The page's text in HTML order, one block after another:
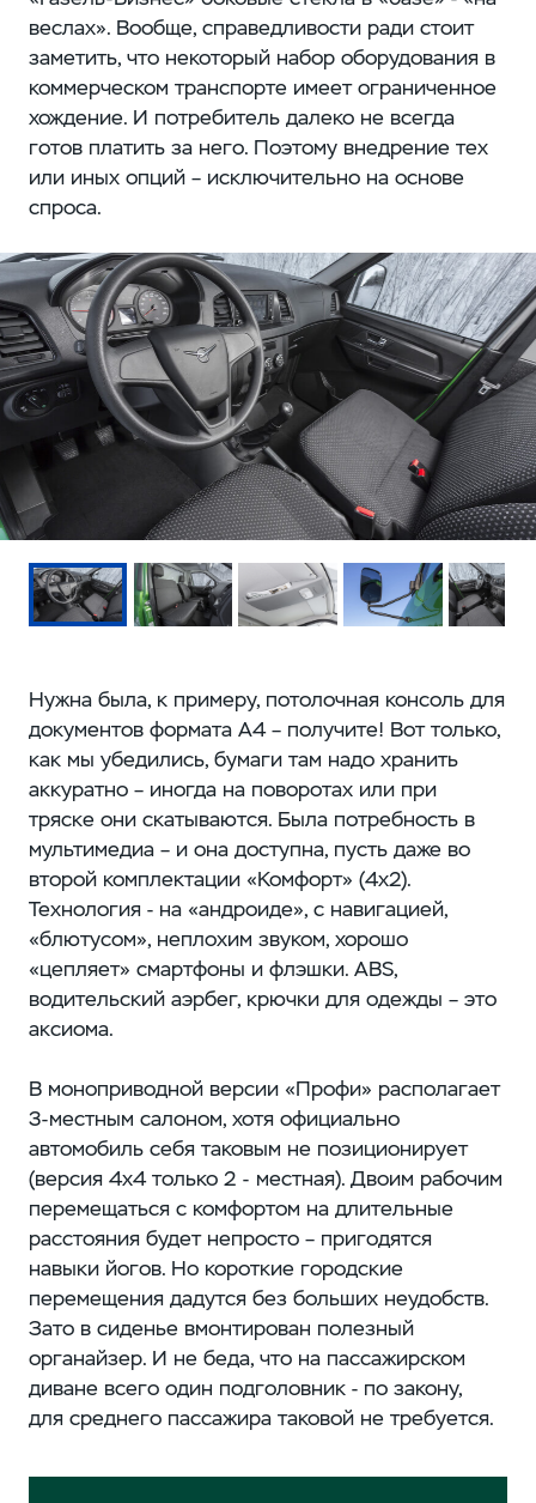
веслах». Вообще, справедливости ради стоит
заметить, что некоторый набор оборудования в
коммерческом транспорте имеет ограниченное
хождение. И потребитель далеко не всегда
готов платить за него. Поэтому внедрение тех
или иных опций – исключительно на основе
спроса.
Нужна была, к примеру, потолочная консоль для
документов формата А4 – получите! Вот только,
как мы убедились, бумаги там надо хранить
аккуратно – иногда на поворотах или при
тряске они скатываются. Была потребность в
мультимедиа – и она доступна, пусть даже во
второй комплектации «Комфорт» (4x2).
Технология - на «андроиде», с навигацией,
«блютусом», неплохим звуком, хорошо
«цепляет» смартфоны и флэшки. ABS,
водительский аэрбег, крючки для одежды – это
аксиома.
В моноприводной версии «Профи» располагает
3-местным салоном, хотя официально
автомобиль себя таковым не позиционирует
(версия 4x4 только 2 - местная). Двоим рабочим
перемещаться с комфортом на длительные
расстояния будет непросто – пригодятся
навыки йогов. Но короткие городские
перемещения дадутся без больших неудобств.
Зато в сиденье вмонтирован полезный
органайзер. И не беда, что на пассажирском
диване всего один подголовник - по закону,
для среднего пассажира таковой не требуется.